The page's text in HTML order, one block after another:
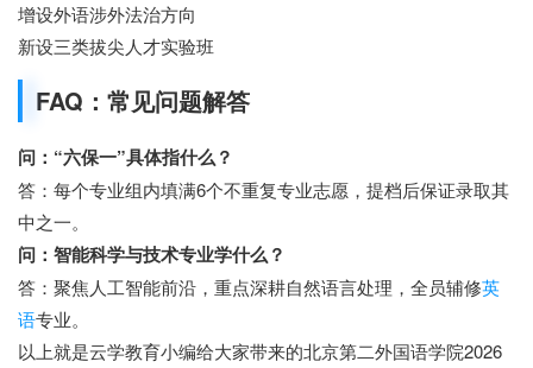
增设外语涉外法治方向
新设三类拔尖人才实验班
FAQ：常见问题解答
问：“六保一”具体指什么？
答：每个专业组内填满6个不重复专业志愿，提档后保证录取其
中之一。
问：智能科学与技术专业学什么？
答：聚焦人工智能前沿，重点深耕自然语言处理，全员辅修英
语专业。
以上就是云学教育小编给大家带来的北京第二外国语学院2026